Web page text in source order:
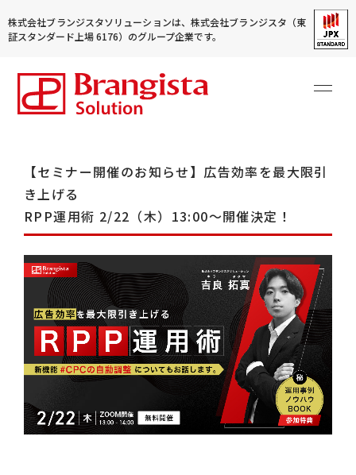
株式会社ブランジスタソリューションは、株式会社ブランジスタ（東
証スタンダード上場 6176）のグループ企業です。
【セミナー開催のお知らせ】広告効率を最大限引
き上げる
RPP運用術 2/22（木）13:00～開催決定！